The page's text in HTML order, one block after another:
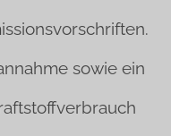
sowie ein